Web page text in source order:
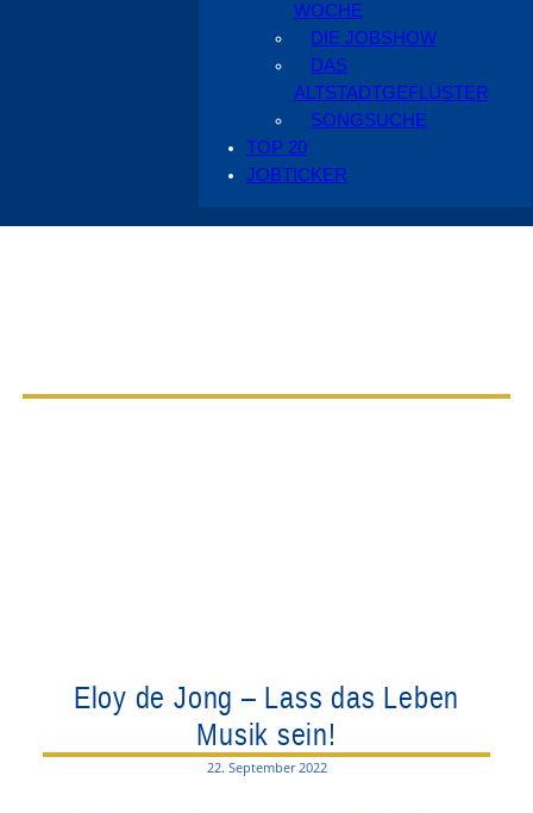
WOCHE
DIE JOBSHOW
DAS
ALTSTADTGEFLÜSTER
SONGSUCHE
TOP 20
JOBTICKER
Eloy de Jong – Lass das Leben
Musik sein!
22. September 2022